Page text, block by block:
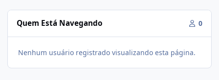
Quem Está Navegando 0
Nenhum usuário registrado visualizando esta página.